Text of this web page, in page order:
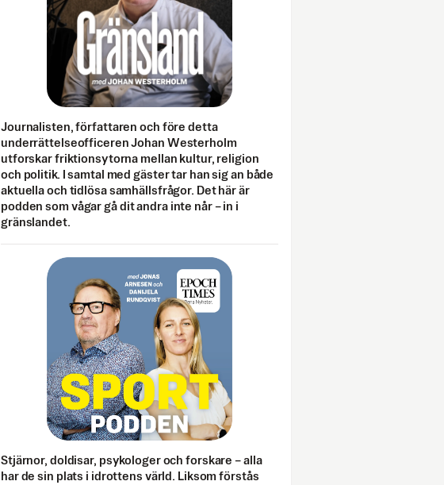
Journalisten, författaren och före detta
underrättelseofficeren Johan Westerholm
utforskar friktionsytorna mellan kultur, religion
och politik. I samtal med gäster tar han sig an både
aktuella och tidlösa samhällsfrågor. Det här är
podden som vågar gå dit andra inte når – in i
gränslandet.
Stjärnor, doldisar, psykologer och forskare – alla
har de sin plats i idrottens värld. Liksom förstås